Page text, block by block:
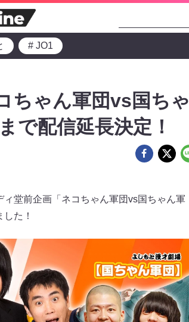
# JO1
ちゃん軍団vs国ちゃ
で配信延長決定！
堂前企画「ネコちゃん軍団vs国ちゃん軍
た！